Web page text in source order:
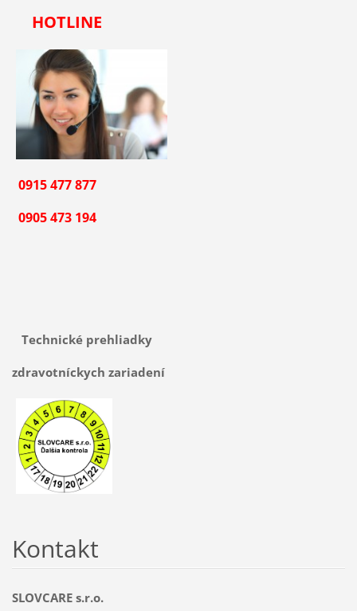
HOTLINE
0915 477 877
0905 473 194
Technické prehliadky
zdravotníckych zariadení
Kontakt
SLOVCARE s.r.o.